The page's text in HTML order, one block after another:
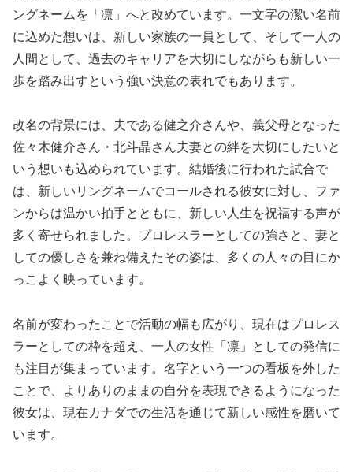
ングネームを「凛」へと改めています。一文字の潔い名前
に込めた想いは、新しい家族の一員として、そして一人の
人間として、過去のキャリアを大切にしながらも新しい一
歩を踏み出すという強い決意の表れでもあります。
改名の背景には、夫である健之介さんや、義父母となった
佐々木健介さん・北斗晶さん夫妻との絆を大切にしたいと
いう想いも込められています。結婚後に行われた試合で
は、新しいリングネームでコールされる彼女に対し、ファ
ンからは温かい拍手とともに、新しい人生を祝福する声が
多く寄せられました。プロレスラーとしての強さと、妻と
しての優しさを兼ね備えたその姿は、多くの人々の目にか
っこよく映っています。
名前が変わったことで活動の幅も広がり、現在はプロレス
ラーとしての枠を超え、一人の女性「凛」としての発信に
も注目が集まっています。名字という一つの看板を外した
ことで、よりありのままの自分を表現できるようになった
彼女は、現在カナダでの生活を通じて新しい感性を磨いて
います。